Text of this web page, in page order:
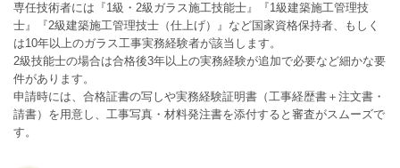
専任技術者には『1級・2級ガラス施工技能士』『1級建築施工管理技
士』『2級建築施工管理技士（仕上げ）』など国家資格保持者、もしく
は10年以上のガラス工事実務経験者が該当します。
2級技能士の場合は合格後3年以上の実務経験が追加で必要など細かな要
件があります。
申請時には、合格証書の写しや実務経験証明書（工事経歴書＋注文書・
請書）を用意し、工事写真・材料発注書を添付すると審査がスムーズで
す。